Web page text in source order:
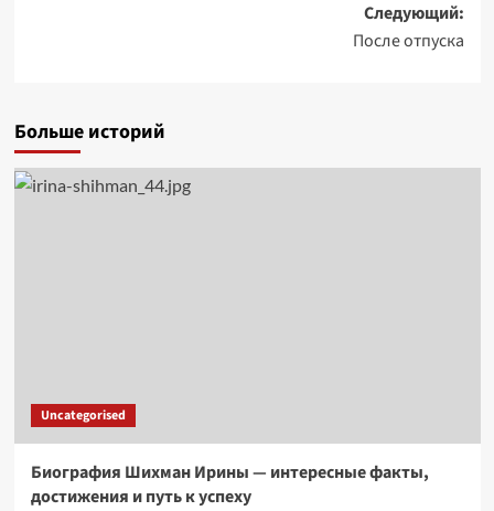
Следующий:
После отпуска
Больше историй
Uncategorised
Биография Шихман Ирины — интересные факты,
достижения и путь к успеху